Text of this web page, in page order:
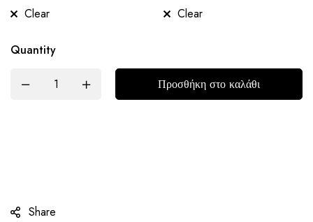
Clear Clear
Quantity
Προσθήκη στο καλάθι
Share